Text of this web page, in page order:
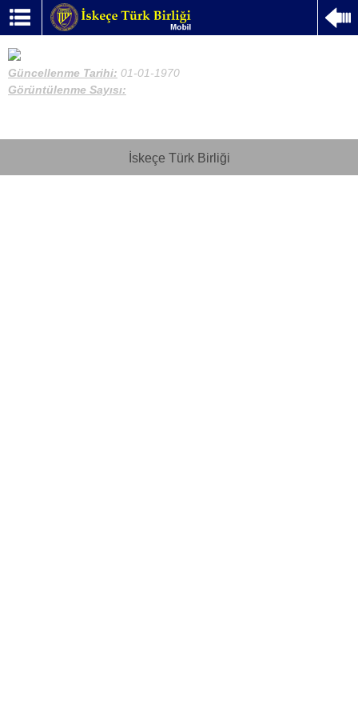
Güncellenme Tarihi: 01-01-1970
Görüntülenme Sayısı:
İskeçe Türk Birliği